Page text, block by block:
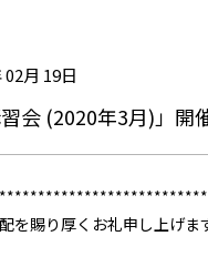
02月 19日
習会 (2020年3月)」開
を賜り厚くお礼申し上げま